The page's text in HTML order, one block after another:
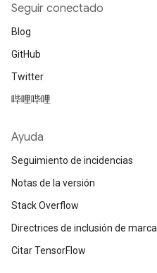
Seguir conectado
Blog
GitHub
Twitter
哔哩哔哩
Ayuda
Seguimiento de incidencias
Notas de la versión
Stack Overflow
Directrices de inclusión de marca
Citar TensorFlow